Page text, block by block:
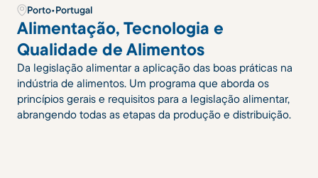
Porto•Portugal
Alimentação, Tecnologia e
Qualidade de Alimentos
Da legislação alimentar a aplicação das boas práticas na
indústria de alimentos. Um programa que aborda os
princípios gerais e requisitos para a legislação alimentar,
abrangendo todas as etapas da produção e distribuição.